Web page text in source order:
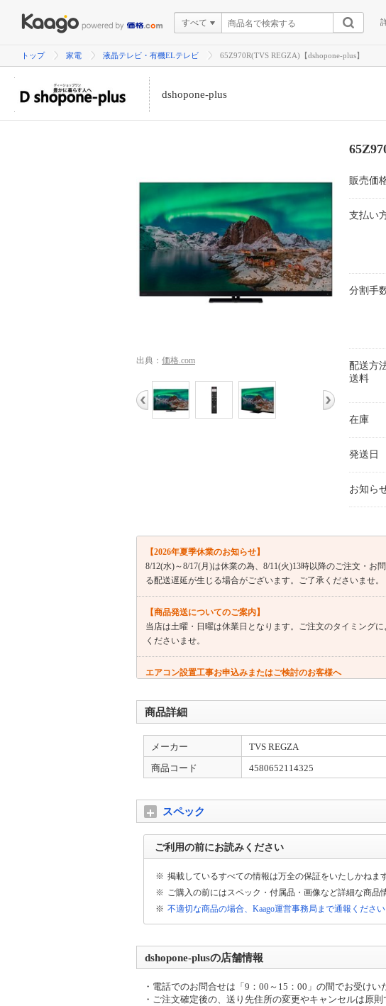
すべて
トップ 家電 液晶テレビ・有機ELテレビ 65Z970R(TVS REGZA)【dshopone-plus】
dshopone-plus
出典： 価格.com
販売価
支払い
分割手
配送方
送料
在庫
発送日
お知ら
【2026年夏季休業のお知らせ】
8/12(水)～8/17(月)は休業の為、8/11(火)13時以降のご注文・
る配送遅延が生じる場合がございます。ご了承くださいませ。
【商品発送についてのご案内】
当店は土曜・日曜は休業日となります。ご注文のタイミング
くださいませ。
エアコン設置工事お申込みまたはご検討のお客様へ
者様より工事日のご連絡→設置工事の流れとなります。（商品
配送について
配送先が【沖縄県・離島】の場合は通常配送と異なるため、
がございます。ご了承くださいませ。
平日13時までの代引きご注文(振り込みご入金確認)は当日出
宅配便とは異なる為、ご入金確認後の発送から2～3日での配
大型商品の配送について
時間のご連絡が当日午前中にございます。
大型家電をご購入のお客様へ
商品詳細
メーカー TVS REGZA
商品コード
4580652114325
スペック
ご利用の前にお読みください
※ 掲載しているすべての情報は万全の保証をいたしかねます
※ ご購入の前にはスペック・付属品・画像など詳細な商品
※ 不適切な商品の場合、Kaago運営事務局まで通報ください
dshopone-plusの店舗情報
・電話でのお問合せは「9：00～15：00」の間でお受けい
・ご注文確定後の、送り先住所の変更やキャンセルは原